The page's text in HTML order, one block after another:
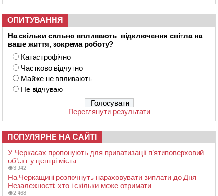
ОПИТУВАННЯ
На скільки сильно впливають відключення світла на
ваше життя, зокрема роботу?
Катастрофічно
Частково відчутно
Майже не впливають
Не відчуваю
Переглянути результати
ПОПУЛЯРНЕ НА САЙТІ
У Черкасах пропонують для приватизації п’ятиповерховий
об’єкт у центрі міста
3 942
На Черкащині розпочнуть нараховувати виплати до Дня
Незалежності: хто і скільки може отримати
2 468